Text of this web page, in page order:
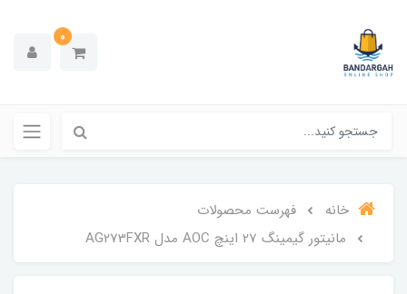
0
خانه
فهرست محصولات
مانیتور گیمینگ 27 اینچ AOC مدل AG273FXR